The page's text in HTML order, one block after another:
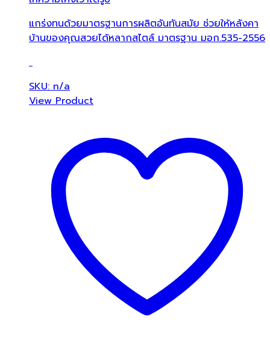
แกร่งทนด้วยมาตรฐานการผลิตอันทันสมัย ช่วยให้หลังคา
บ้านของคุณสวยได้หลากสไตล์ มาตรฐาน มอก.535-2556
SKU: n/a
View Product